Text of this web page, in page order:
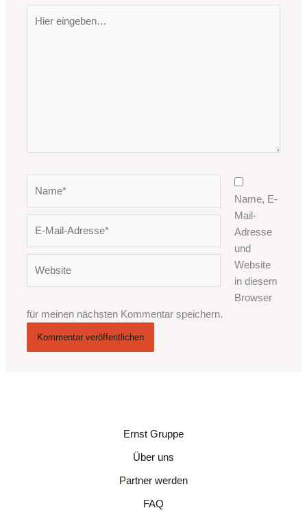
eingeben…
Adresse*
Name, E-
Mail-
Adresse
und
Website
in diesem
Browser
für meinen nächsten Kommentar speichern.
Ernst Gruppe
Über uns
Partner werden
FAQ